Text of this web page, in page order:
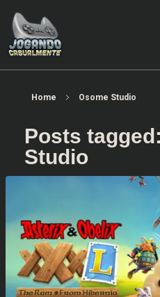
Home Osome Studio
Posts
Studio